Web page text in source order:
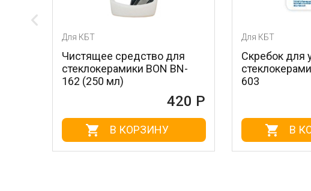
средство для
BON BN-
В КОРЗИНУ
Скребок для ухода за
стеклокерамикой BON BN-
В КОРЗИНУ